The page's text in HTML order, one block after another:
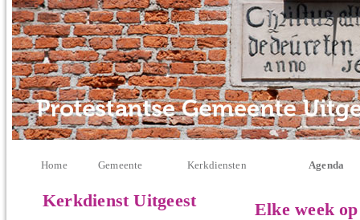
Kerkdienst Uitgeest Elke week
Home Gemeente Kerkdiensten Agenda